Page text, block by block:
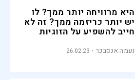
היא מרוויחה יותר ממך? לו
יש יותר כריזמה ממך? זה לא
חייב להשפיע על הזוגיות
נעמה אנסבכר 26.02.23